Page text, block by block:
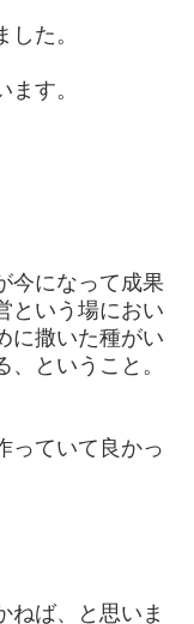
た。
す。
今になって成果
という場におい
に撒いた種がい
ということ。
っていて良かっ
ねば、と思いま